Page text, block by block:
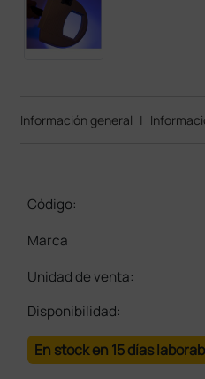
Información general |
Código:
Marca
Unidad de venta:
Disponibilidad:
En stock en 15 días